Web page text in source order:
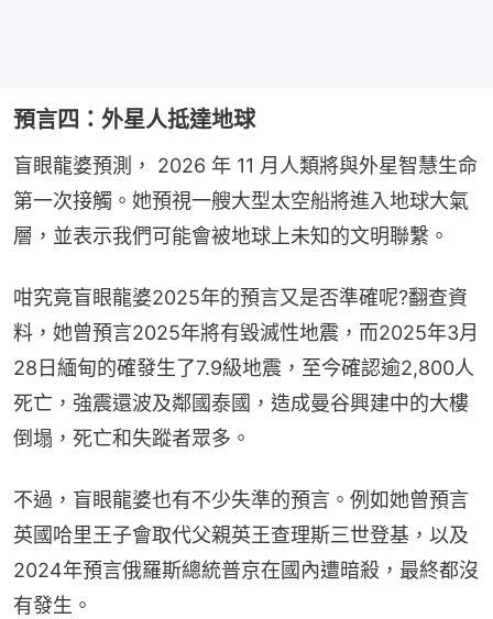
預言四：外星人抵達地球
盲眼龍婆預測， 2026 年 11 月人類將與外星智慧生命
第一次接觸。她預視一艘大型太空船將進入地球大氣
層，並表示我們可能會被地球上未知的文明聯繫。
咁究竟盲眼龍婆2025年的預言又是否準確呢?翻查資
料，她曾預言2025年將有毀滅性地震，而2025年3月
28日緬甸的確發生了7.9級地震，至今確認逾2,800人
死亡，強震還波及鄰國泰國，造成曼谷興建中的大樓
倒塌，死亡和失蹤者眾多。
不過，盲眼龍婆也有不少失準的預言。例如她曾預言
英國哈里王子會取代父親英王查理斯三世登基，以及
2024年預言俄羅斯總統普京在國內遭暗殺，最終都沒
有發生。